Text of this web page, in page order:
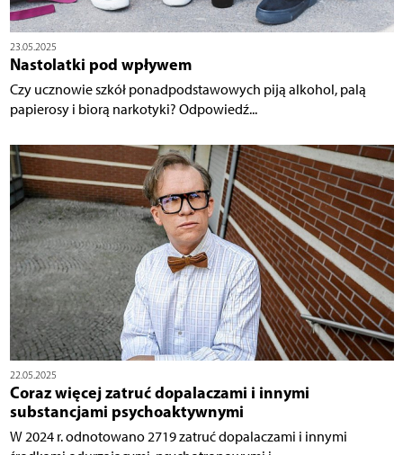
23.05.2025
Nastolatki pod wpływem
Czy ucznowie szkół ponadpodstawowych piją alkohol, palą
papierosy i biorą narkotyki? Odpowiedź...
22.05.2025
Coraz więcej zatruć dopalaczami i innymi
substancjami psychoaktywnymi
W 2024 r. odnotowano 2719 zatruć dopalaczami i innymi